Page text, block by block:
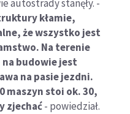
autostrady stanęły. -
kłamie,
że wszystko jest
Na terenie
budowie jest
na pasie jezdni.
maszyn stoi ok. 30,
zjechać- powiedział.